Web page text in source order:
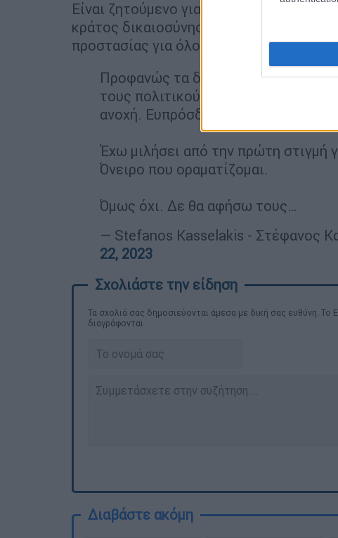
Είναι ζητούμενο για μένα εκείνη η
κράτος δικαιοσύνης, ισότητας, θεσμών
προστασίας για όλους.
Προφανώς τα δικά μου λόγια
τους πολιτικούς μου αντιπάλους
ανοχή. Ευπρόσδεκτο.
Έχω μιλήσει από την πρώτη στιγμή
Όνειρο που οραματίζομαι.
Όμως όχι. Δε θα αφήσω τους…
— Stefanos Kasselakis - Στέφανος
22, 2023
Τα σχολιά σας δημοσιεύονται άμεσα με δική σας ευθύνη. Το
διαγράφονται
Διαβάστε ακόμη